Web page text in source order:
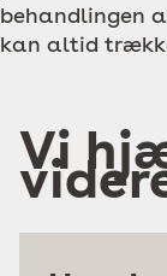
behandlingen
kan altid
Vi